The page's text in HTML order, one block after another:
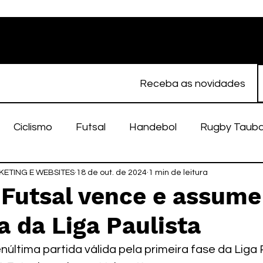
Receba as novidades
Ciclismo Futsal Handebol Rugby
Feminino Atletismo EC Taubaté
Taubaté Fut7 Rugby
vence e
da Liga Paulista
E WEBSITES 18 de out. de 2024 1 min de leitura
partida válida pela primeira fase da Liga